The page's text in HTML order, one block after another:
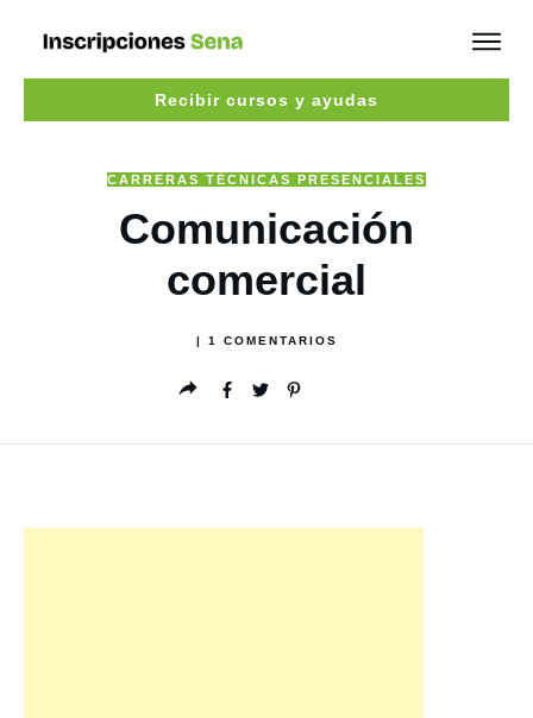
Recibir cursos y ayudas
CARRERAS TÉCNICAS PRESENCIALES
Comunicación
comercial
1 COMENTARIOS